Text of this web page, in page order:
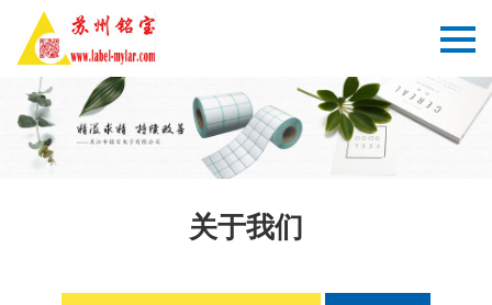
关于我们